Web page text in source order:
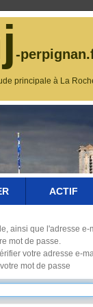
-
principale à La
ACTIF
ainsi que l'adresse
mot de passe.
votre adresse e-
mot de passe